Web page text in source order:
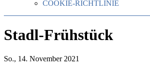
COOKIE-RICHTLINIE
Stadl-Frühstück
So., 14. November 2021